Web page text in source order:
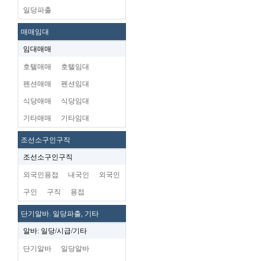
일당파출
매매임대
임대매매
호텔매매 호텔임대
펜션매매 펜션임대
식당매매 식당임대
기타매매 기타임대
조선소구인구직
조선소구인구직
외국인용접 내국인 외국인
구인 구직 용접
단기알바. 일당파출, 기타
알바: 일당/시급/기타
단기알바 일당알바